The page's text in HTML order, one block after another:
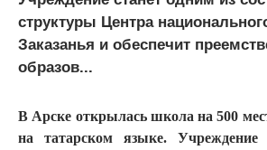
структуры Центра
Заказанья и обеспечит
образов...
В Арске открылась школа на 500
на татарском языке. Учреждение